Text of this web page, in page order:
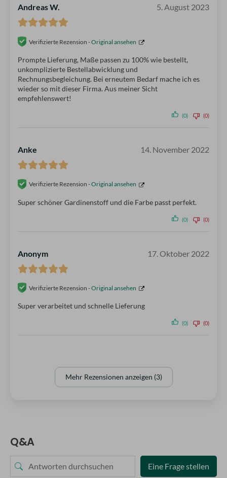
Andreas W. 5. August 2023
Verifizierte Rezension -Original ansehen
Prompte Lieferung, Maße passen zu 100% wie bestellt,
unkomplizierte Bestellabwicklung und
Rechnungsbegleichung. Bei erneutem Bedarf mache ich es
wieder so mit dieser Firma. Aus meiner Sicht
empfehlenswert!
(0) (0)
Anke 14. November 2022
Verifizierte Rezension -Original ansehen
Super schöner Gardinenstoff und die Farbe passt perfekt.
(0) (0)
Anonym 17. Oktober 2022
Verifizierte Rezension -Original ansehen
Super verarbeitet und schnelle Lieferung
(0) (0)
Mehr Rezensionen anzeigen (3)
Q&A
Eine Frage stellen